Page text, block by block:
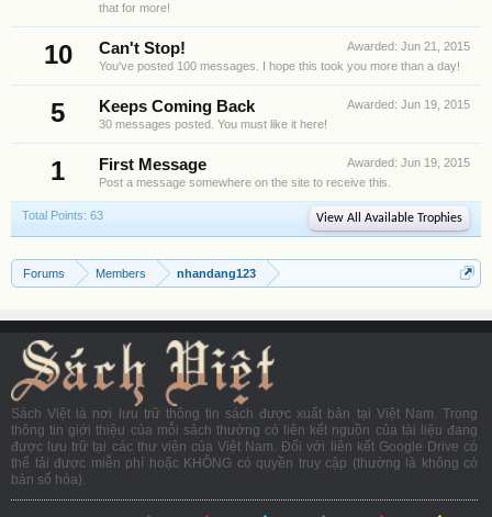
that for more!
10 Awarded: Jun 21, 2015
Can't Stop!
You've posted 100 messages. I hope this took you more than a day!
5 Awarded: Jun 19, 2015
Keeps Coming Back
30 messages posted. You must like it here!
1 Awarded: Jun 19, 2015
First Message
Post a message somewhere on the site to receive this.
Total Points: 63 View All Available Trophies
Forums Members nhandang123
Sách Việt là nơi lưu trữ thông tin sách được xuất bản tại Việt Nam. Trong
thông tin giới thiệu của mỗi sách thường có liên kết nguồn của tài liệu đang
được lưu trữ tại các thư viện của Việt Nam. Đối với liên kết Google Drive có
thể tải được miễn phí hoặc KHÔNG có quyền truy cập (thường là không có
bản số hóa).